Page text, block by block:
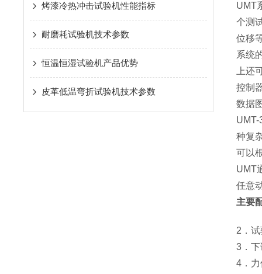
烤漆冷热冲击试验机性能指标
耐磨耗试验机技术参数
恒温恒湿试验机产品优势
皮革低温弯折试验机技术参数
UMT
个测
位移
系统
上还
控制
数据
种复
可以
UMT
任意
主要
2．
3．
4．